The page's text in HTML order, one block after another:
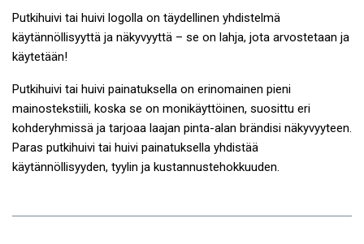
Putkihuivi tai huivi logolla on täydellinen yhdistelmä
käytännöllisyyttä ja näkyvyyttä – se on lahja, jota arvostetaan ja
käytetään!
Putkihuivi tai huivi painatuksella on erinomainen pieni
mainostekstiili, koska se on monikäyttöinen, suosittu eri
kohderyhmissä ja tarjoaa laajan pinta-alan brändisi näkyvyyteen.
Paras putkihuivi tai huivi painatuksella yhdistää
käytännöllisyyden, tyylin ja kustannustehokkuuden.